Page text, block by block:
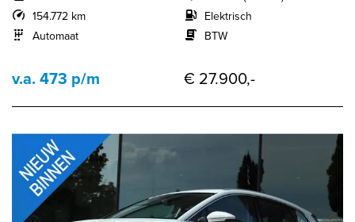
154.772 km
Automaat
Elektrisch
BTW
v.a. 473 p/m € 27.900,-